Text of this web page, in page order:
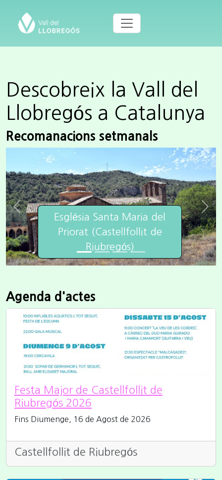
Descobreix la Vall del
Llobregós a Catalunya
Recomanacions setmanals
Església Santa Maria del
Priorat (Castellfollit de
Riubregós)
Previous Next
Agenda d'actes
Festa Major de Castellfollit de
Riubregós 2026
Fins Diumenge, 16 de Agost de 2026
Castellfollit de Riubregós